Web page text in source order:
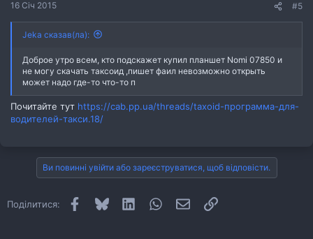
16 Січ 2015 #5
Jeka сказав(ла):
Доброе утро всем, кто подскажет купил планшет Nomi 07850 и
не могу скачать таксоид ,пишет фаил невозможно открыть
может надо где-то что-то п
Почитайте тут https://cab.pp.ua/threads/taxoid-программа-для-
водителей-такси.18/
Ви повинні увійти або зареєструватися, щоб відповісти.
Поділитися: FacebookBluesky LinkedInWhatsApp
E-mailПосилання